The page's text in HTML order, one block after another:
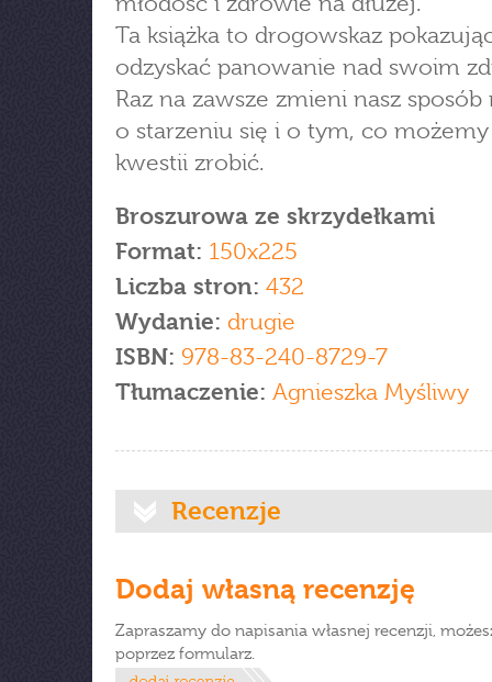
Ta książka to drogowskaz
odzyskać panowanie nad swoim
Raz na zawsze zmieni nasz sposób
o starzeniu się i o tym, co
kwestii zrobić.
Broszurowa ze skrzydełkami
Format: 150x225
Liczba stron: 432
Wydanie: drugie
ISBN: 978-83-240-8729-7
Tłumaczenie: Agnieszka Myśliwy
Recenzje
Dodaj własną recenzję
Zapraszamy do napisania własnej recenzji,
poprzez formularz.